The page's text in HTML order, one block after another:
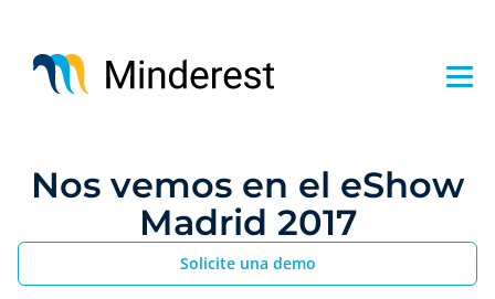
contenido
principal
Nos vemos en el eShow
Madrid 2017
Solicite una demo